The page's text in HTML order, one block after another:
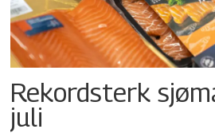
Rekordsterk
juli